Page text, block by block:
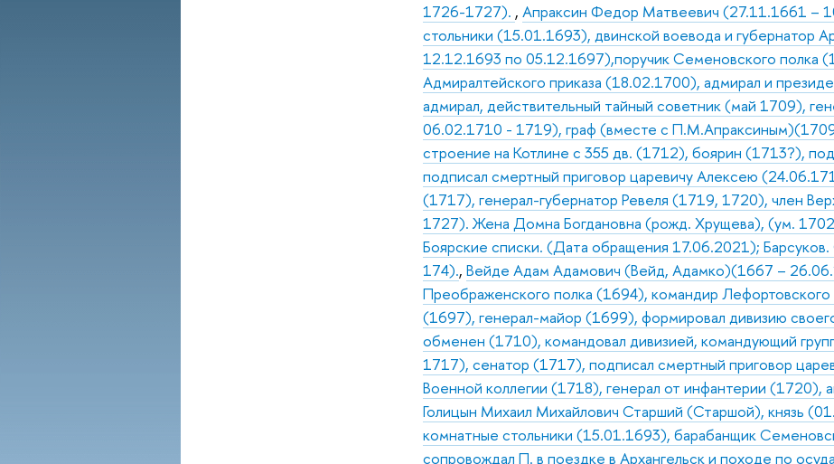
1726-1727). ,Апраксин Федор Матвеевич (27.11.1661 –
стольники (15.01.1693), двинской воевода и губернатор
12.12.1693 по 05.12.1697),поручик Семеновского полка
Адмиралтейского приказа (18.02.1700), адмирал и
адмирал, действительный тайный советник (май 1709),
06.02.1710 - 1719), граф (вместе с
строение на Котлине с 355 дв. (1712), боярин (1713?),
подписал смертный приговор царевичу Алексею
(1717), генерал-губернатор Ревеля (1719, 1720), член
1727). Жена Домна Богдановна (рожд. Хрущева), (ум.
Боярские списки. (Дата обращения 17.06.2021);
174).,Вейде Адам Адамович (Вейд, Адамко)(1667 –
Преображенского полка (1694), командир Лефортовского
(1697), генерал-майор (1699), формировал дивизию
обменен (1710), командовал дивизией, командующий
1717), сенатор (1717), подписал смертный приговор
Военной коллегии (1718), генерал от инфантерии (1720),
Голицын Михаил Михайлович Старший (Старшой), князь
комнатные стольники (15.01.1693), барабанщик
сопровождал П. в поездке в Архангельск и походе по